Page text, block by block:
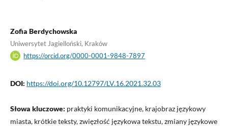
Zofia Berdychowska
Uniwersytet Jagielloński, Kraków
https://orcid.org/0000-0001-9848-7897
DOI: https://doi.org/10.12797/LV.16.2021.32.03
Słowa kluczowe: praktyki komunikacyjne, krajobraz językowy
miasta, krótkie teksty, zwięzłość językowa tekstu, zmiany językowe